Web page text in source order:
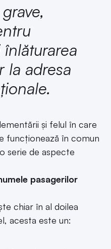
la adresa
și felul în care
funcționează în comun
serie de aspecte
pasagerilor
chiar în al doilea
acesta este un: